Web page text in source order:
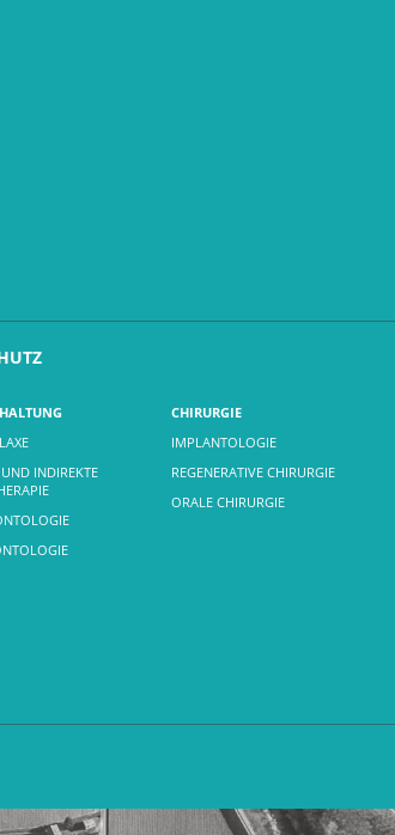
INDIREKTE
CHIRURGIE
IMPLANTOLOGIE
REGENERATIVE CHIRURGIE
ORALE CHIRURGIE